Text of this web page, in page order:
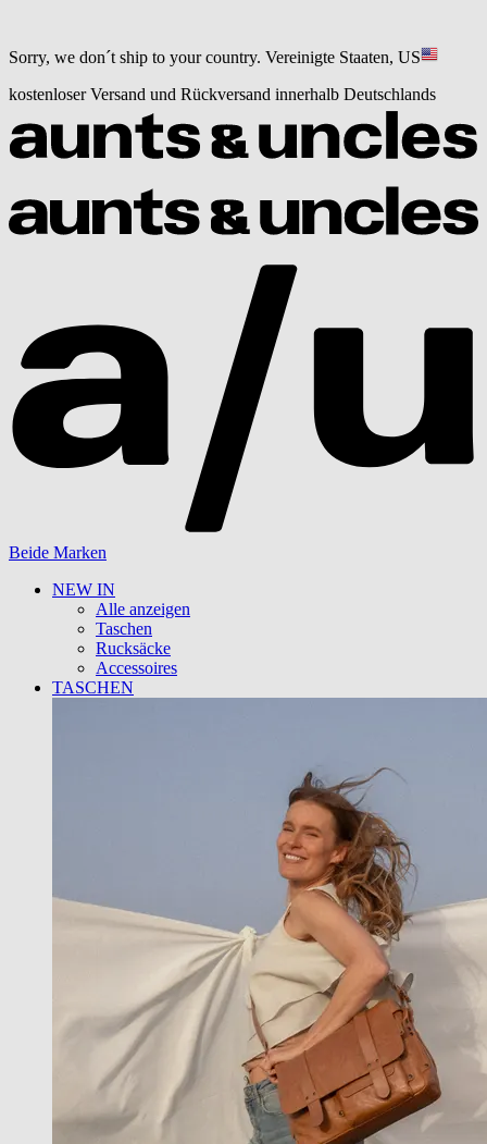
Sorry, we don´t ship to your country. Vereinigte Staaten, US
kostenloser Versand und Rückversand innerhalb Deutschlands
Beide Marken
NEW IN
Alle anzeigen
Taschen
Rucksäcke
Accessoires
TASCHEN